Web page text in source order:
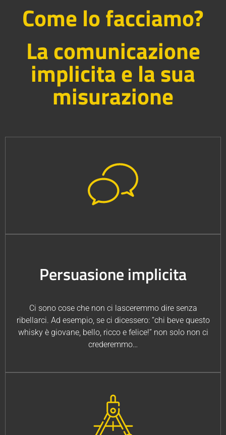
Come lo facciamo?
La comunicazione
implicita e la sua
misurazione
Persuasione implicita
Ci sono cose che non ci lasceremmo dire senza
ribellarci. Ad esempio, se ci dicessero: “chi beve questo
whisky è giovane, bello, ricco e felice!” non solo non ci
crederemmo…